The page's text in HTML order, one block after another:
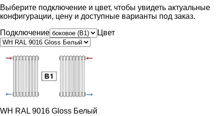
Выберите подключение и цвет, чтобы увидеть актуальные
конфигурации, цену и доступные варианты под заказ.
Подключение
Цвет
WH RAL 9016 Gloss Белый